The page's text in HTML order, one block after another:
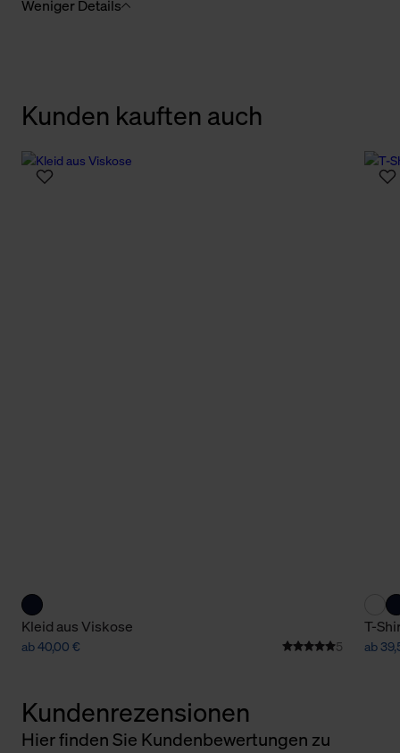
Weniger Details
Kunden kauften auch
Kleid aus Viskose
ab 40,00 € 5
T-
ab
Kundenrezensionen
Hier finden Sie Kundenbewertungen zu